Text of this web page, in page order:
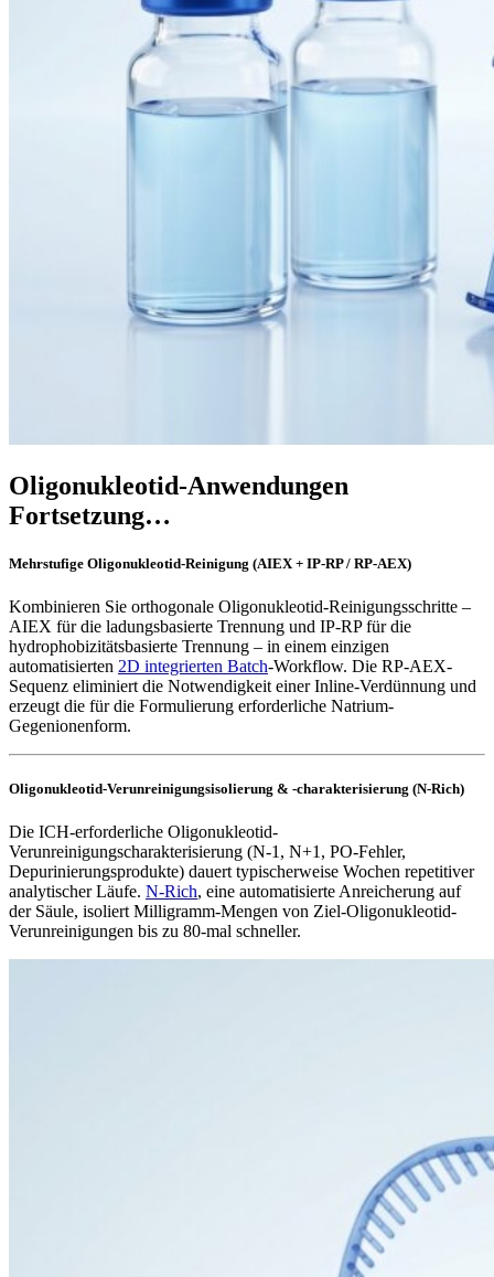
Oligonukleotid-Anwendungen
Fortsetzung…
Mehrstufige Oligonukleotid-Reinigung (AIEX + IP-RP / RP-AEX)
Kombinieren Sie orthogonale Oligonukleotid-Reinigungsschritte –
AIEX für die ladungsbasierte Trennung und IP-RP für die
hydrophobizitätsbasierte Trennung – in einem einzigen
automatisierten 2D integrierten Batch-Workflow. Die RP-AEX-
Sequenz eliminiert die Notwendigkeit einer Inline-Verdünnung und
erzeugt die für die Formulierung erforderliche Natrium-
Gegenionenform.
Oligonukleotid-Verunreinigungsisolierung & -charakterisierung (N-Rich)
Die ICH-erforderliche Oligonukleotid-
Verunreinigungscharakterisierung (N-1, N+1, PO-Fehler,
Depurinierungsprodukte) dauert typischerweise Wochen repetitiver
analytischer Läufe. N-Rich, eine automatisierte Anreicherung auf
der Säule, isoliert Milligramm-Mengen von Ziel-Oligonukleotid-
Verunreinigungen bis zu 80-mal schneller.